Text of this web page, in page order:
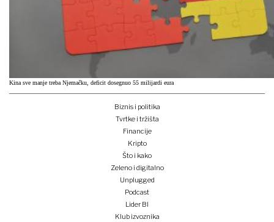
Kina sve manje treba Njemačku, deficit dosegnuo 55 milijardi eura
Biznis i politika
Tvrtke i tržišta
Financije
Kripto
Što i kako
Zeleno i digitalno
Unplugged
Podcast
Lider BI
Klub izvoznika